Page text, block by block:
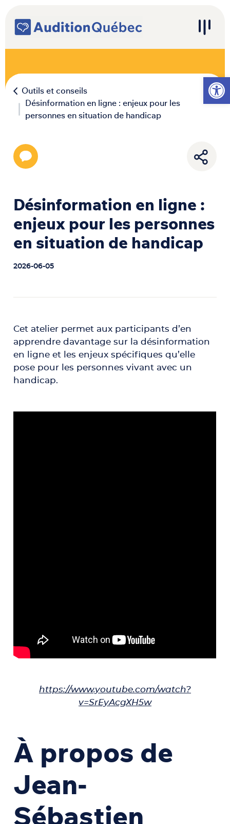
Ouvrir
Navigation principale
Outils et conseils
Désinformation en ligne : enjeux pour les
personnes en situation de handicap
Désinformation en ligne :
enjeux pour les personnes
en situation de handicap
2026-06-05
Cet atelier permet aux participants d’en
apprendre davantage sur la désinformation
en ligne et les enjeux spécifiques qu’elle
pose pour les personnes vivant avec un
handicap.
https://www.youtube.com/watch?
v=SrEyAcgXH5w
À propos de
Jean-
Sébastien